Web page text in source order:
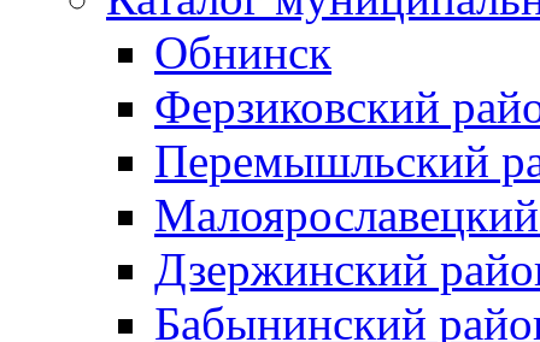
Обнинск
Ферзиковский
Перемышльский
Дзержинский
Бабынинский